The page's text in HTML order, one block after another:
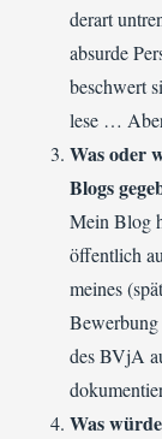
derart
absurde
beschwert
lese …
Was oder
Blogs
Mein Blog
öffentlich
meines
des BVjA
Was